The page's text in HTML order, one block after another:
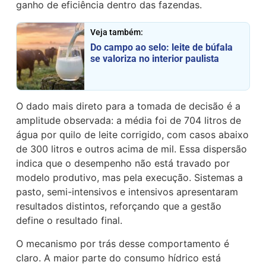
ganho de eficiência dentro das fazendas.
Veja também:
Do campo ao selo: leite de búfala
se valoriza no interior paulista
O dado mais direto para a tomada de decisão é a
amplitude observada: a média foi de 704 litros de
água por quilo de leite corrigido, com casos abaixo
de 300 litros e outros acima de mil. Essa dispersão
indica que o desempenho não está travado por
modelo produtivo, mas pela execução. Sistemas a
pasto, semi-intensivos e intensivos apresentaram
resultados distintos, reforçando que a gestão
define o resultado final.
O mecanismo por trás desse comportamento é
claro. A maior parte do consumo hídrico está